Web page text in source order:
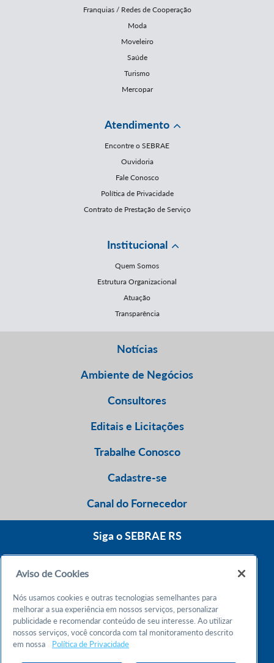
Franquias / Redes de Cooperação
Moda
Moveleiro
Saúde
Turismo
Mercopar
Atendimento
Encontre o SEBRAE
Ouvidoria
Fale Conosco
Política de Privacidade
Contrato de Prestação de Serviço
Institucional
Quem Somos
Estrutura Organizacional
Atuação
Transparência
Notícias
Ambiente de Negócios
Consultores
Editais e Licitações
Trabalhe Conosco
Cadastre-se
Canal do Fornecedor
Siga o SEBRAE RS
Atendimento 24h
Chame no WhatsApp
Aviso de Cookies
Nós usamos cookies e outras tecnologias semelhantes para
melhorar a sua experiência em nossos serviços, personalizar
publicidade e recomendar conteúdo de seu interesse. Ao utilizar
nossos serviços, você concorda com tal monitoramento descrito
em nossa
Política de Privacidade